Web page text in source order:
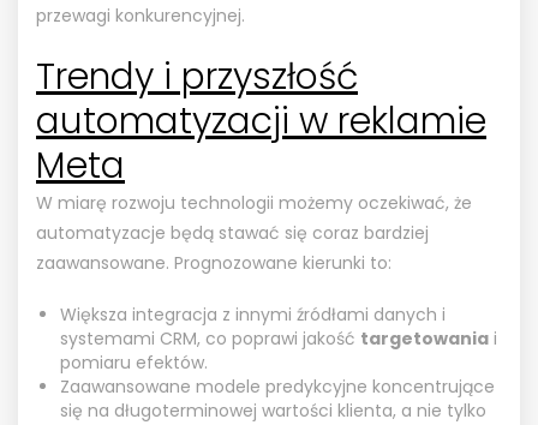
przewagi konkurencyjnej.
Trendy i przyszłość
automatyzacji w reklamie
Meta
W miarę rozwoju technologii możemy oczekiwać, że
automatyzacje będą stawać się coraz bardziej
zaawansowane. Prognozowane kierunki to:
Większa integracja z innymi źródłami danych i
systemami CRM, co poprawi jakość targetowania i
pomiaru efektów.
Zaawansowane modele predykcyjne koncentrujące
się na długoterminowej wartości klienta, a nie tylko